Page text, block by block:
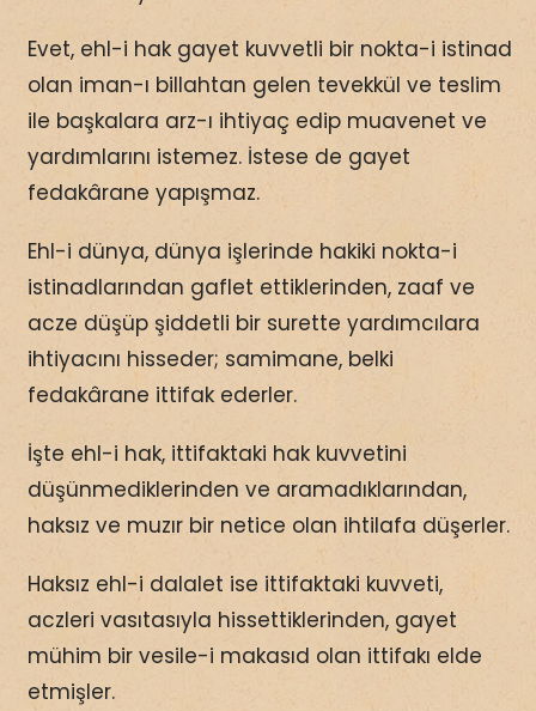
Evet, ehl-i hak gayet kuvvetli bir nokta-i istinad
olan iman-ı billahtan gelen tevekkül ve teslim
ile başkalara arz-ı ihtiyaç edip muavenet ve
yardımlarını istemez. İstese de gayet
fedakârane yapışmaz.
Ehl-i dünya, dünya işlerinde hakiki nokta-i
istinadlarından gaflet ettiklerinden, zaaf ve
acze düşüp şiddetli bir surette yardımcılara
ihtiyacını hisseder; samimane, belki
fedakârane ittifak ederler.
İşte ehl-i hak, ittifaktaki hak kuvvetini
düşünmediklerinden ve aramadıklarından,
haksız ve muzır bir netice olan ihtilafa düşerler.
Haksız ehl-i dalalet ise ittifaktaki kuvveti,
aczleri vasıtasıyla hissettiklerinden, gayet
mühim bir vesile-i makasıd olan ittifakı elde
etmişler.